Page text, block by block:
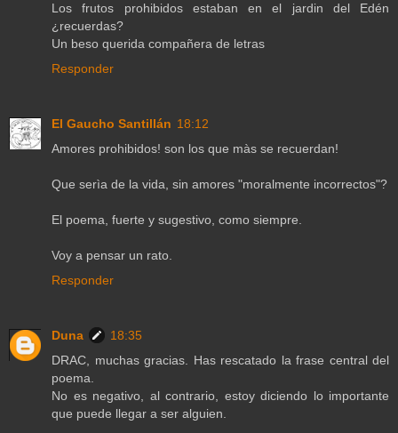
Los frutos prohibidos estaban en el jardin del Edén
¿recuerdas?
Un beso querida compañera de letras
Responder
El Gaucho Santillán 18:12
Amores prohibidos! son los que màs se recuerdan!
Que serìa de la vida, sin amores "moralmente incorrectos"?
El poema, fuerte y sugestivo, como siempre.
Voy a pensar un rato.
Responder
Duna
18:35
DRAC, muchas gracias. Has rescatado la frase central del
poema.
No es negativo, al contrario, estoy diciendo lo importante
que puede llegar a ser alguien.